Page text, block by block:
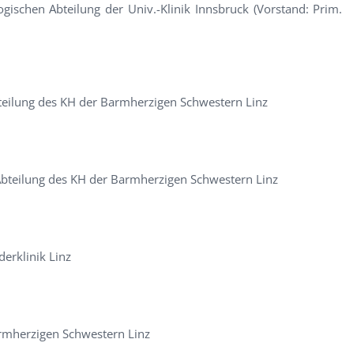
Abteilung der Univ.-Klinik Innsbruck (Vorstand: Prim.
des KH der Barmherzigen Schwestern Linz
des KH der Barmherzigen Schwestern Linz
Linz
Schwestern Linz